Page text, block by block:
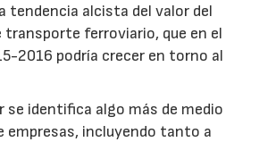
tendencia alcista del valor del
transporte ferroviario, que en el
2016 podría crecer en torno al
se identifica algo más de medio
empresas, incluyendo tanto a